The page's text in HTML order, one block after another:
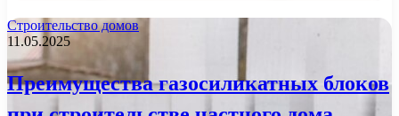
Строительство домов
11.05.2025
Преимущества газосиликатных блоков